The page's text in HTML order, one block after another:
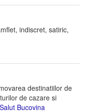
indiscret, satiric,
destinatiilor de
de cazare si
Bucovina